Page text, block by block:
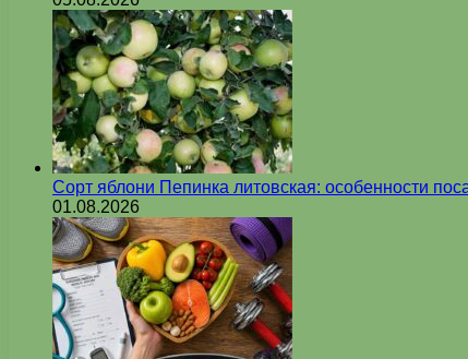
Сорт яблони Пепинка литовская: особенности
01.08.2026